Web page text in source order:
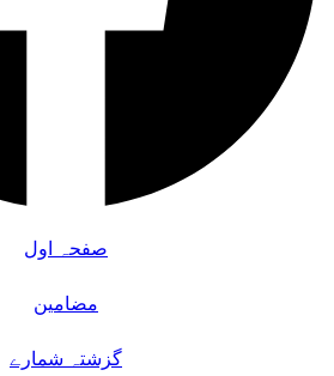
صفحہ اول
مضامین
گزشتہ شمارے